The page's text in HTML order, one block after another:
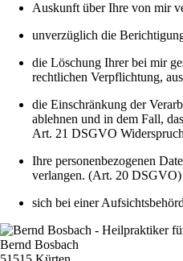
Auskunft über Ihre von mir
unverzüglich die
die Löschung Ihrer bei mir
rechtlichen Verpflichtung,
die Einschränkung der
ablehnen und in dem Fall,
Art. 21 DSGVO
Ihre personenbezogenen
verlangen. (Art. 20 DSGVO)
sich bei einer
Bernd Bosbach